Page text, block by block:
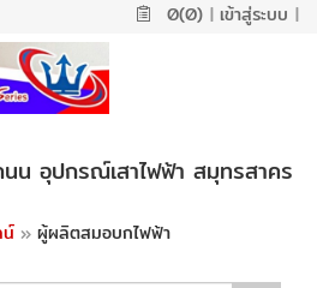
0(0) | เข้าสู่ระบบ |
น อุปกรณ์เสาไฟฟ้า สมุทรสาคร
น์ » ผู้ผลิตสมอบกไฟฟ้า